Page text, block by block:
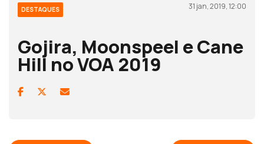
DESTAQUES 31 jan, 2019, 12:00
Gojira, Moonspeel e Cane
Hill no VOA 2019